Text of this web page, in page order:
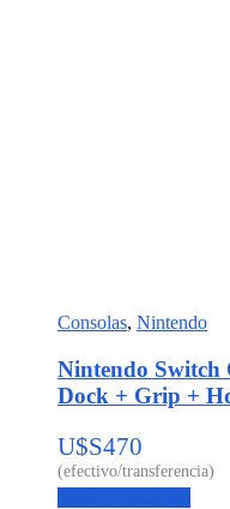
Consolas, Nintendo
Nintendo Switch
Dock + Grip +
U$S470